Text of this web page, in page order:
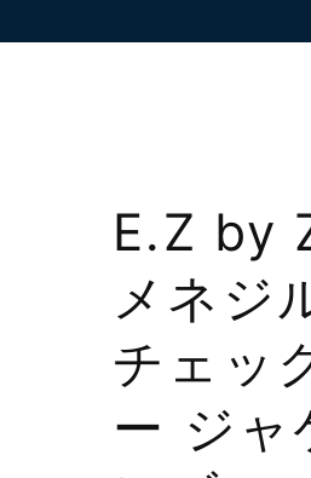
E.Z by
メネジ
チェッ
ー ジャ